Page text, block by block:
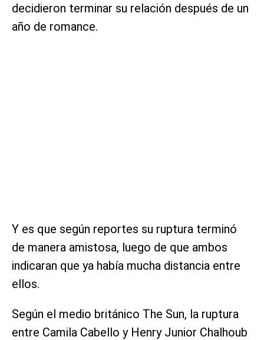
decidieron terminar su relación después de un
año de romance.
Y es que según reportes su ruptura terminó
de manera amistosa, luego de que ambos
indicaran que ya había mucha distancia entre
ellos.
Según el medio británico The Sun, la ruptura
entre Camila Cabello y Henry Junior Chalhoub